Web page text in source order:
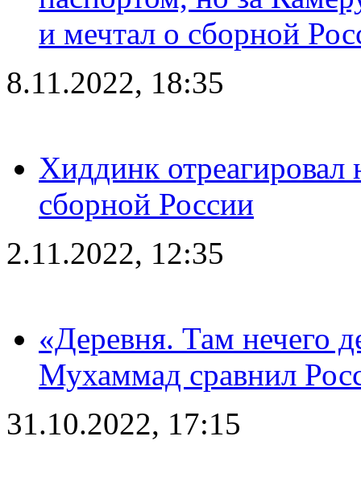
и мечтал о сборной
8.11.2022, 18:35
Хиддинк отреагировал
сборной России
2.11.2022, 12:35
«Деревня. Там нечего
Мухаммад сравнил
31.10.2022, 17:15